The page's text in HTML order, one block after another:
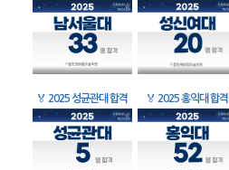
🏅 2025 성균관대 합격 🏅 2025 홍익대 합격